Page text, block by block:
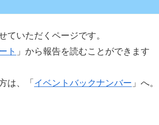
ていただくページです。
ト 」から報告を読むことができます
は、「 イベントバックナンバー 」へ。